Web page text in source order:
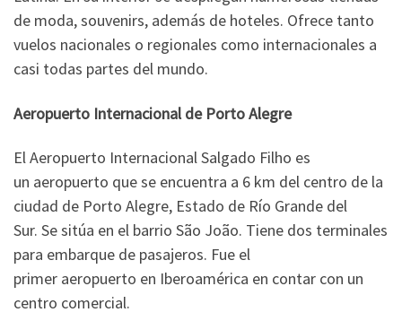
de moda, souvenirs, además de hoteles. Ofrece tanto
vuelos nacionales o regionales como internacionales a
casi todas partes del mundo.
Aeropuerto Internacional de Porto Alegre
El Aeropuerto Internacional Salgado Filho es
un aeropuerto que se encuentra a 6 km del centro de la
ciudad de Porto Alegre, Estado de Río Grande del
Sur. Se sitúa en el barrio São João. Tiene dos terminales
para embarque de pasajeros. Fue el
primer aeropuerto en Iberoamérica en contar con un
centro comercial.